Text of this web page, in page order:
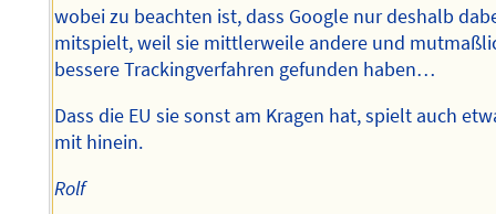
wobei zu beachten ist, dass Google nur deshalb
mitspielt, weil sie mittlerweile andere und
bessere Trackingverfahren gefunden haben…
Dass die EU sie sonst am Kragen hat, spielt auch
mit hinein.
Rolf